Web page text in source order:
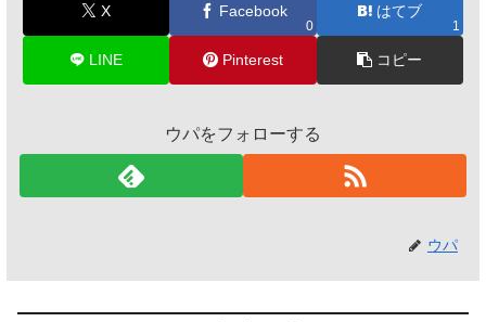
X Facebook
0
はてブ
1
LINE Pinterest コピー
ウパをフォローする
ウパ